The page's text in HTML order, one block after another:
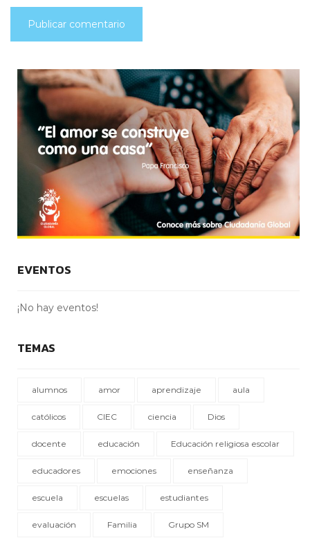
EVENTOS
¡No hay eventos!
TEMAS
alumnos amor aprendizaje aula
católicos CIEC ciencia Dios
docente educación Educación religiosa escolar
educadores emociones enseñanza
escuela escuelas estudiantes
evaluación Familia Grupo SM